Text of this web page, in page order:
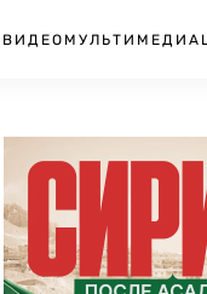
ВИДЕО МУЛЬТИМЕДИА